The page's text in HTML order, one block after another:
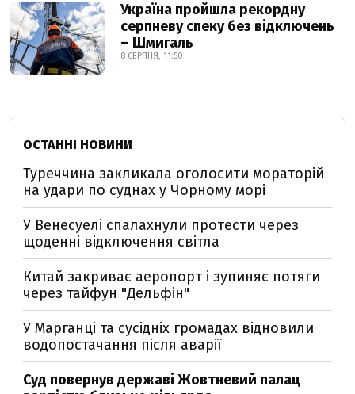
Україна пройшла рекордну
серпневу спеку без відключень
– Шмигаль
8 СЕРПНЯ, 11:50
ОСТАННІ НОВИНИ
Туреччина закликала оголосити мораторій
на удари по суднах у Чорному морі
У Венесуелі спалахнули протести через
щоденні відключення світла
Китай закриває аеропорт і зупиняє потяги
через тайфун "Дельфін"
У Марганці та сусідніх громадах відновили
водопостачання після аварії
Суд повернув державі Жовтневий палац